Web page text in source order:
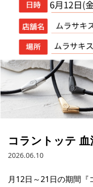
CONTENTS
ブランド一覧
特集一覧
スタッフスナップ
コラントッテ 血
2026.06.10
月12日～21日の期間『